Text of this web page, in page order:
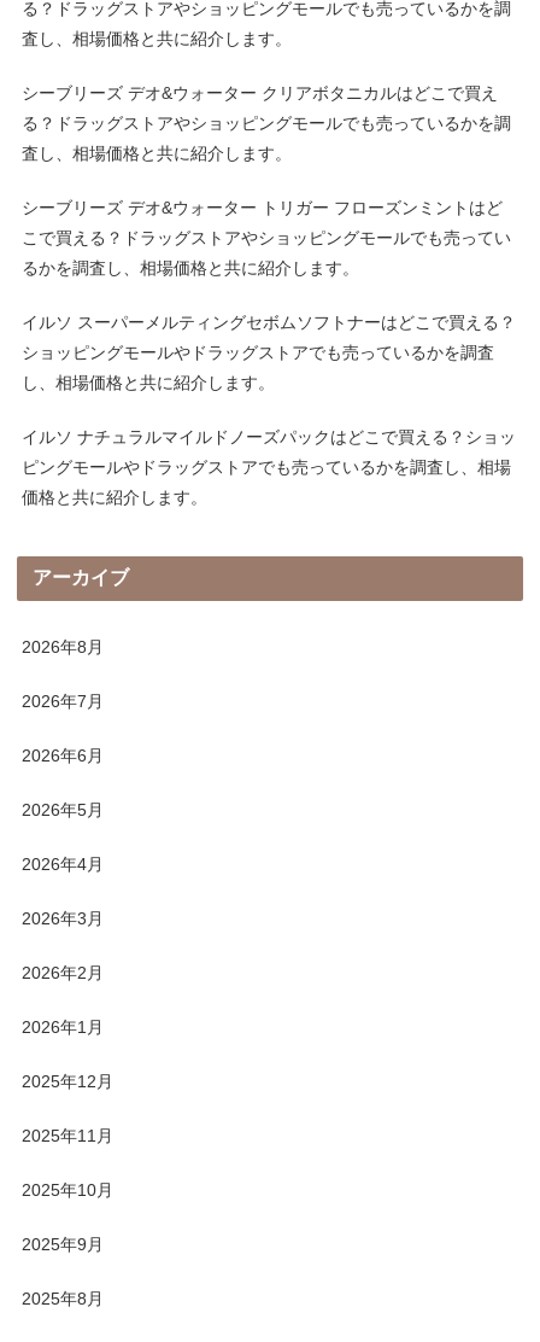
る？ドラッグストアやショッピングモールでも売っているかを調
査し、相場価格と共に紹介します。
シーブリーズ デオ&ウォーター クリアボタニカルはどこで買え
る？ドラッグストアやショッピングモールでも売っているかを調
査し、相場価格と共に紹介します。
シーブリーズ デオ&ウォーター トリガー フローズンミントはど
こで買える？ドラッグストアやショッピングモールでも売ってい
るかを調査し、相場価格と共に紹介します。
イルソ スーパーメルティングセボムソフトナーはどこで買える？
ショッピングモールやドラッグストアでも売っているかを調査
し、相場価格と共に紹介します。
イルソ ナチュラルマイルドノーズパックはどこで買える？ショッ
ピングモールやドラッグストアでも売っているかを調査し、相場
価格と共に紹介します。
アーカイブ
2026年8月
2026年7月
2026年6月
2026年5月
2026年4月
2026年3月
2026年2月
2026年1月
2025年12月
2025年11月
2025年10月
2025年9月
2025年8月